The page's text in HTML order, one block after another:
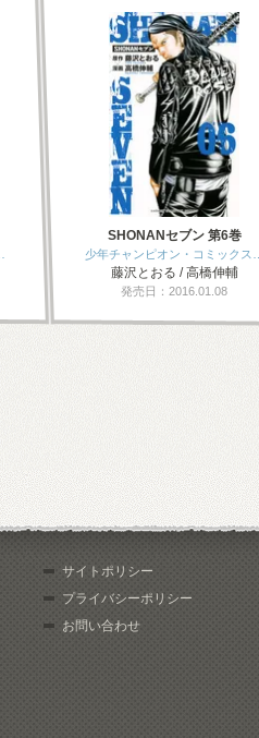
SHONANセブン 第6巻
少年チャンピオン・コミックス…
藤沢とおる / 高橋伸輔
発売日：2016.01.08
サイトポリシー
プライバシーポリシー
お問い合わせ